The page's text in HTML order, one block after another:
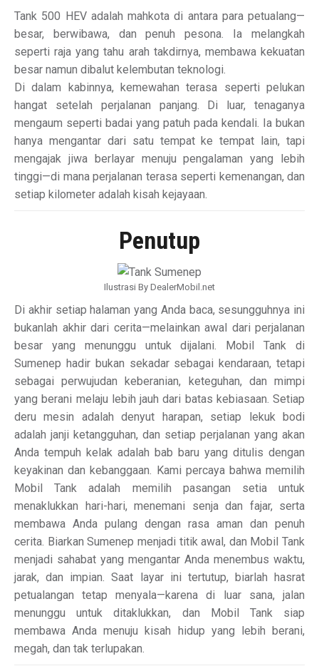
Tank 500 HEV adalah mahkota di antara para petualang—
besar, berwibawa, dan penuh pesona. Ia melangkah
seperti raja yang tahu arah takdirnya, membawa kekuatan
besar namun dibalut kelembutan teknologi.
Di dalam kabinnya, kemewahan terasa seperti pelukan
hangat setelah perjalanan panjang. Di luar, tenaganya
mengaum seperti badai yang patuh pada kendali. Ia bukan
hanya mengantar dari satu tempat ke tempat lain, tapi
mengajak jiwa berlayar menuju pengalaman yang lebih
tinggi—di mana perjalanan terasa seperti kemenangan, dan
setiap kilometer adalah kisah kejayaan.
Penutup
Ilustrasi By DealerMobil.net
Di akhir setiap halaman yang Anda baca, sesungguhnya ini
bukanlah akhir dari cerita—melainkan awal dari perjalanan
besar yang menunggu untuk dijalani. Mobil Tank di
Sumenep hadir bukan sekadar sebagai kendaraan, tetapi
sebagai perwujudan keberanian, keteguhan, dan mimpi
yang berani melaju lebih jauh dari batas kebiasaan. Setiap
deru mesin adalah denyut harapan, setiap lekuk bodi
adalah janji ketangguhan, dan setiap perjalanan yang akan
Anda tempuh kelak adalah bab baru yang ditulis dengan
keyakinan dan kebanggaan. Kami percaya bahwa memilih
Mobil Tank adalah memilih pasangan setia untuk
menaklukkan hari-hari, menemani senja dan fajar, serta
membawa Anda pulang dengan rasa aman dan penuh
cerita. Biarkan Sumenep menjadi titik awal, dan Mobil Tank
menjadi sahabat yang mengantar Anda menembus waktu,
jarak, dan impian. Saat layar ini tertutup, biarlah hasrat
petualangan tetap menyala—karena di luar sana, jalan
menunggu untuk ditaklukkan, dan Mobil Tank siap
membawa Anda menuju kisah hidup yang lebih berani,
megah, dan tak terlupakan.